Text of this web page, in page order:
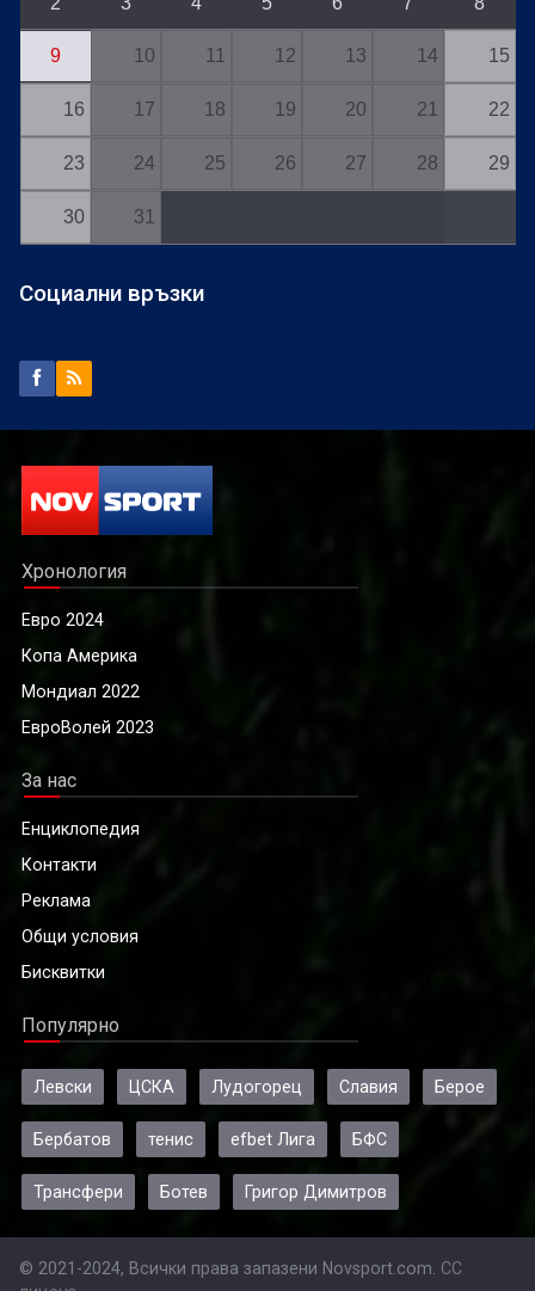
9 10 11 12 13 14 15
16 17 18 19 20 21 22
23 24 25 26 27 28 29
30 31
Социални връзки
Хронология
Евро 2024
Копа Америка
Мондиал 2022
ЕвроВолей 2023
За нас
Енциклопедия
Контакти
Реклама
Общи условия
Бисквитки
Популярно
Левски ЦСКА Лудогорец Славия Берое
Бербатов тенис efbet Лига БФС
Трансфери Ботев Григор Димитров
© 2021-2024, Всички права запазени Novsport.com. CC